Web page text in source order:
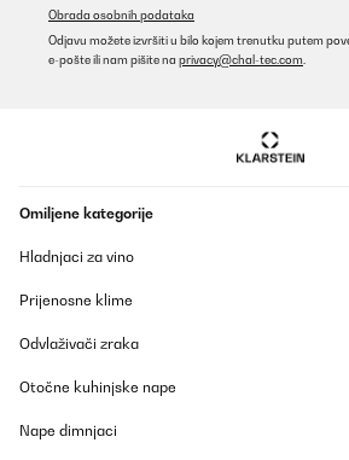
ist so glücklich, es ist ein wunderschöner
Kühlschrank mit Gefrierfach.
Richiesta 8006654526,
Vi ho contattato 15 giorno fa per un ritiro
Il frigor é ancora qui pronto per il ritiro
Per ora la mia esperienza é tutto tranne
Prevedi
Obrada osobnih podataka
Odjavu možete izvršiti u bilo kojem trenutku putem
e-pošte ili nam pišite na privacy@chal-tec.com
Omiljene kategorije
Hladnjaci za vino
Prijenosne klime
Odvlaživači zraka
Otočne kuhinjske nape
Nape dimnjaci